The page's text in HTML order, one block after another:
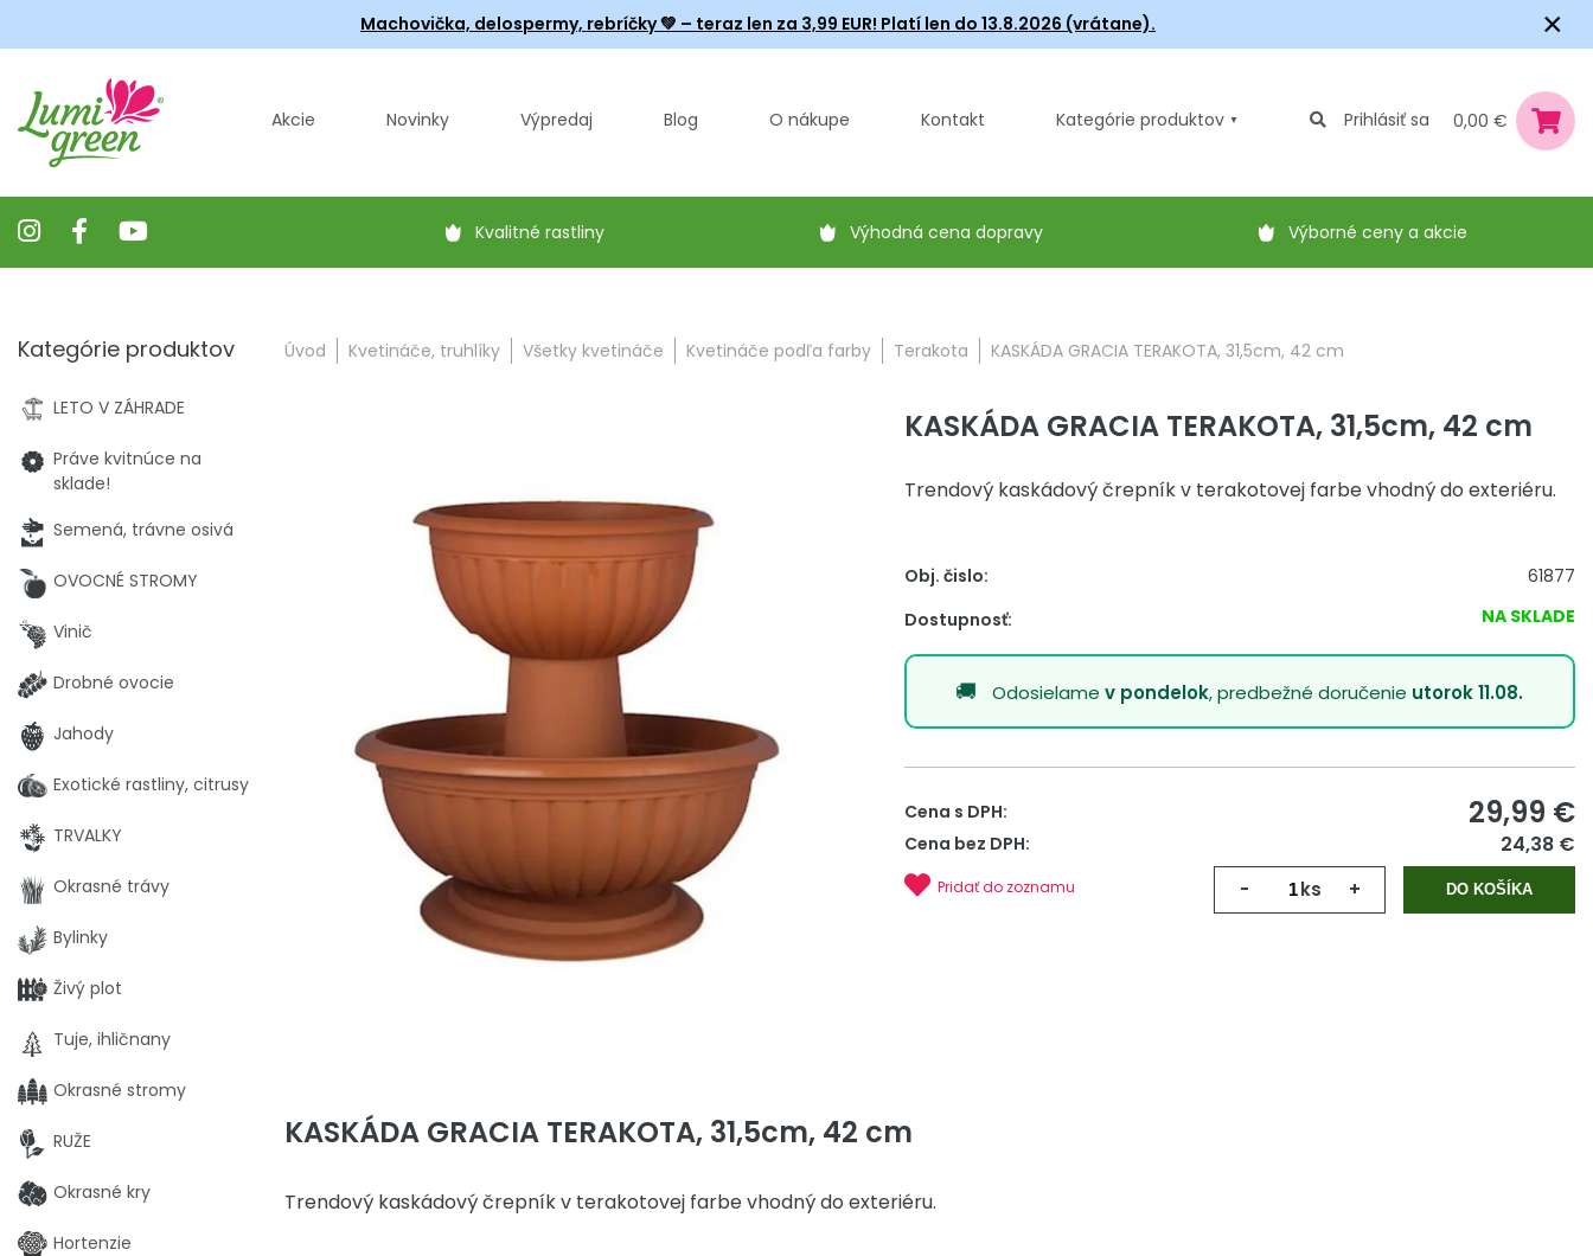
Machovička, delospermy, rebríčky💚 – teraz len za 3,99 EUR! Platí len do 13.8.2026 (vrátane). ×
Akcie Novinky Výpredaj Blog O nákupe Kontakt Kategórie produktov Prihlásiť sa 0,00 €
Kvalitné rastliny Výhodná cena dopravy Výborné ceny a akcie
Úvod Kvetináče, truhlíky Všetky kvetináče Kvetináče podľa farby Terakota KASKÁDA GRACIA TERAKOTA, 31,5cm, 42 cm
KASKÁDA GRACIA TERAKOTA, 31,5cm, 42 cm
Trendový kaskádový črepník v terakotovej farbe vhodný do exteriéru.
Obj. čislo:
61877
Dostupnosť:
NA SKLADE
Odosielamev pondelok, predbežné doručenie utorok 11.08.
Cena s DPH: 29,99 €
Cena bez DPH: 24,38 €
- ks + DO KOŠÍKA
Pridať do zoznamu
KASKÁDA GRACIA TERAKOTA, 31,5cm, 42 cm
Trendový kaskádový črepník v terakotovej farbe vhodný do exteriéru.
Kategórie produktov
LETO V ZÁHRADE
Práve kvitnúce na
sklade!
Semená, trávne osivá
OVOCNÉ STROMY
Vinič
Drobné ovocie
Jahody
Exotické rastliny, citrusy
TRVALKY
Okrasné trávy
Bylinky
Živý plot
Tuje, ihličnany
Okrasné stromy
RUŽE
Okrasné kry
Hortenzie